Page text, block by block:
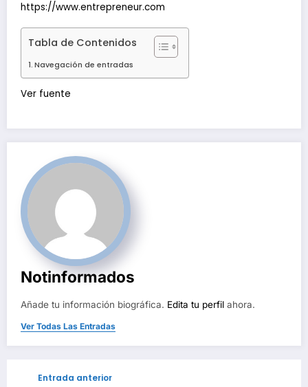
https://www.entrepreneur.com
Tabla de Contenidos
Navegación de entradas
Navegación
entradas
Ver fuente
Notinformados
Añade tu información biográfica. Edita tu perfil ahora.
Ver Todas Las Entradas
Entrada anterior